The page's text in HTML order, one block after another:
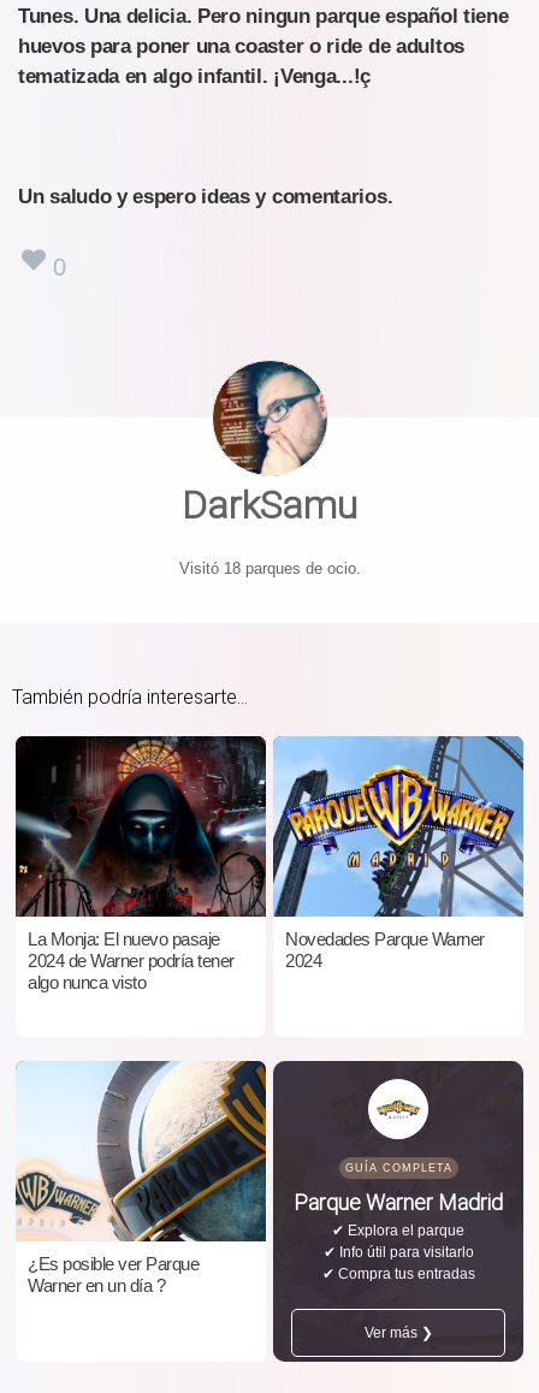
Tunes. Una delicia. Pero ningun parque español tiene
huevos para poner una coaster o ride de adultos
tematizada en algo infantil. ¡Venga...!ç
Un saludo y espero ideas y comentarios.
0
DarkSamu
Visitó 18 parques de ocio.
También podría interesarte...
La Monja: El nuevo pasaje
2024 de Warner podría tener
algo nunca visto
Novedades Parque Warner
2024
¿Es posible ver Parque
Warner en un día ?
GUÍA COMPLETA
Parque Warner Madrid
✔ Explora el parque
✔ Info útil para visitarlo
✔ Compra tus entradas
Ver más ❯